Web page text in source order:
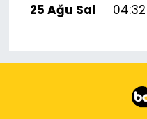
25 Ağu Sal
04:32